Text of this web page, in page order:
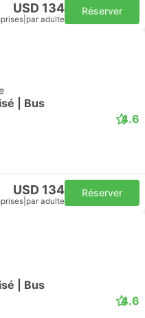
USD 134
par adulte
Réserver
| Bus
4.6
USD 134
par adulte
Réserver
| Bus
4.6